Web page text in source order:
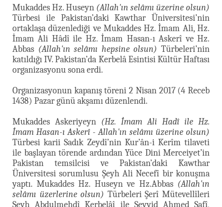
Mukaddes Hz. Huseyn (Allah'ın selâmı üzerine olsun)
Türbesi ile Pakistan’daki Kawthar Üniversitesi’nin
ortaklaşa düzenlediği ve Mukaddes Hz. İmam Ali, Hz.
İmam Ali Hâdî ile Hz. İmam Hasan-ı Askerî ve Hz.
Abbas (Allah'ın selâmı hepsine olsun) Türbeleri’nin
katıldığı IV. Pakistan’da Kerbelâ Esintisi Kültür Haftası
organizasyonu sona erdi.
Organizasyonun kapanış töreni 2 Nisan 2017 (4 Receb
1438) Pazar günü akşamı düzenlendi.
Mukaddes Askeriyeyn (Hz. İmam Ali Hadî ile Hz.
İmam Hasan-ı Askerî - Allah'ın selâmı üzerine olsun)
Türbesi karii Sadık Zeydî’nin Kur’ân-i Kerîm tilaveti
ile başlayan törende ardından Yüce Dini Merceiyet’in
Pakistan temsilcisi ve Pakistan’daki Kawthar
Üniversitesi sorumlusu Şeyh Ali Necefî bir konuşma
yaptı. Mukaddes Hz. Huseyn ve Hz.Abbas (Allah'ın
selâmı üzerlerine olsun) Türbeleri Şerî Mütevellîleri
Şeyh Abdulmehdî Kerbelâî ile Seyyid Ahmed Safî,